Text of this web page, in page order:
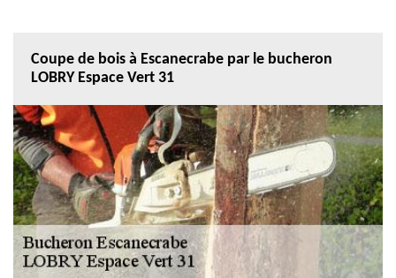
Coupe de bois à Escanecrabe par le bucheron
LOBRY Espace Vert 31